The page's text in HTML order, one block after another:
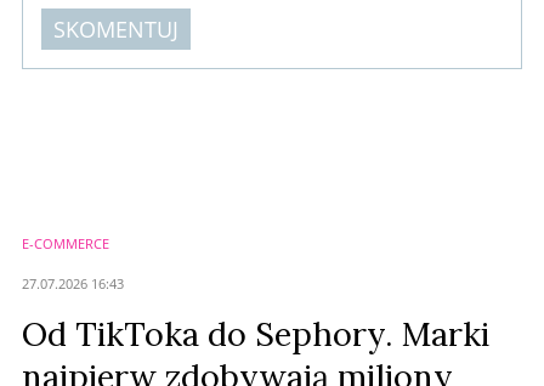
SKOMENTUJ
E-COMMERCE
27.07.2026 16:43
Od TikToka do Sephory. Marki
najpierw zdobywają miliony